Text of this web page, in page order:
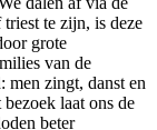
triest te zijn, is deze
grote
van de
men zingt, danst en
laat ons de
beter